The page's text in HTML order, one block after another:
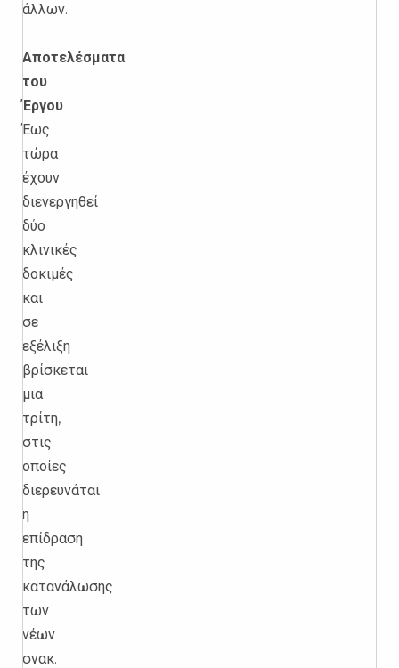
άλλων.
Αποτελέσματα
του
Έργου
Έως
τώρα
έχουν
διενεργηθεί
δύο
κλινικές
δοκιμές
και
σε
εξέλιξη
βρίσκεται
μια
τρίτη,
στις
οποίες
διερευνάται
η
επίδραση
της
κατανάλωσης
των
νέων
σνακ.